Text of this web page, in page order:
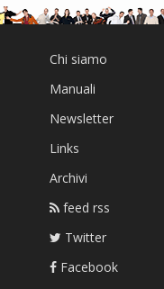
Chi siamo
Manuali
Newsletter
Links
Archivi
feed rss
Twitter
Facebook